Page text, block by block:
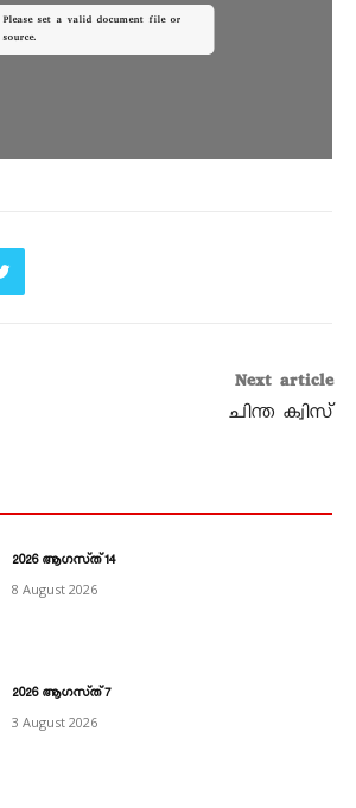
For more related info,
Please set a valid document file or
source.
Next article
ചിന്ത ക്വിസ്
2026 ആഗസ്‌ത്‌ 14
8 August 2026
2026 ആഗസ്‌ത്‌ 7
3 August 2026